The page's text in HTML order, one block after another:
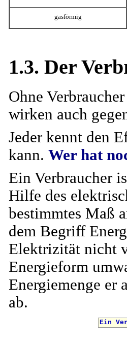
gasförmig
1.3. Der
Ohne
wirken auch
Jeder kennt den
kann. Wer hat
Ein Verbraucher
Hilfe des
bestimmtes Maß
dem Begriff
Elektrizität nicht
Energieform
Energiemenge er
ab.
Ein